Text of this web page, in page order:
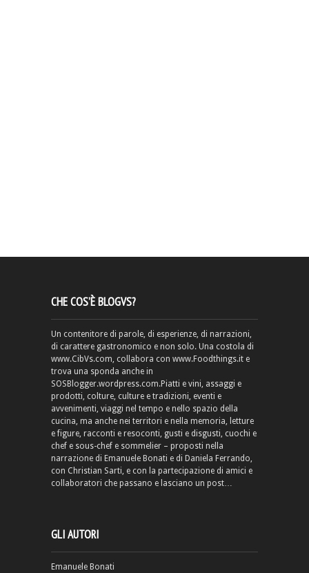
CHE COS’È BLOGVS?
Un contenitore di parole, di esperienze, di narrazioni,
di carattere gastronomico e non solo. Una costola di
www.CibVs.com, collabora con www.Foodthings.it e
trova una sponda anche in
SOSBlogger.wordpress.com.Piatti e vini, assaggi e
prodotti, colture, culture e tradizioni, eventi e
avvenimenti, viaggi nel tempo e nello spazio della
cucina, ma anche nei territori e nella memoria, letture
e figure, racconti e resoconti, gusti e disgusti, cuochi e
chef e sous-chef e sommelier – proposti nella
narrazione di Emanuele Bonati e di Daniela Ferrando,
con Christian Sarti, e con la partecipazione di amici e
collaboratori che passano e lasciano un post…
GLI AUTORI
Emanuele Bonati